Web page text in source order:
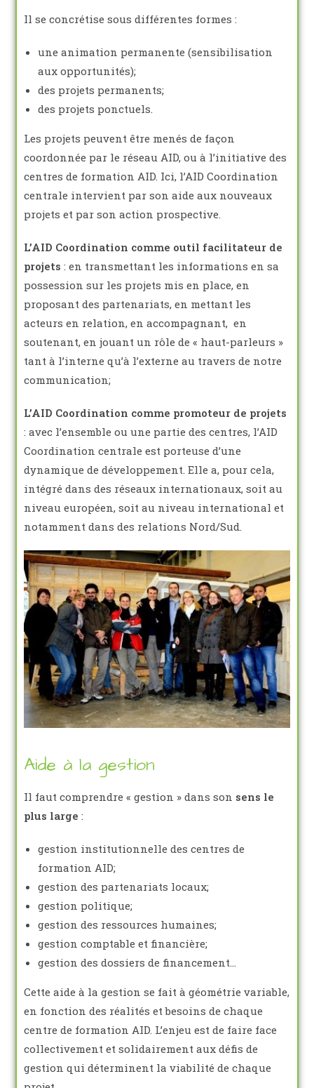
Il se concrétise sous différentes formes :
une animation permanente (sensibilisation
aux opportunités);
des projets permanents;
des projets ponctuels.
Les projets peuvent être menés de façon
coordonnée par le réseau AID, ou à l’initiative des
centres de formation AID. Ici, l’AID Coordination
centrale intervient par son aide aux nouveaux
projets et par son action prospective.
L’AID Coordination comme outil facilitateur de
projets : en transmettant les informations en sa
possession sur les projets mis en place, en
proposant des partenariats, en mettant les
acteurs en relation, en accompagnant, en
soutenant, en jouant un rôle de « haut-parleurs »
tant à l’interne qu’à l’externe au travers de notre
communication;
L’AID Coordination comme promoteur de projets
: avec l’ensemble ou une partie des centres, l’AID
Coordination centrale est porteuse d’une
dynamique de développement. Elle a, pour cela,
intégré dans des réseaux internationaux, soit au
niveau européen, soit au niveau international et
notamment dans des relations Nord/Sud.
Aide à la gestion
Il faut comprendre « gestion » dans son sens le
plus large :
gestion institutionnelle des centres de
formation AID;
gestion des partenariats locaux;
gestion politique;
gestion des ressources humaines;
gestion comptable et financière;
gestion des dossiers de financement…
Cette aide à la gestion se fait à géométrie variable,
en fonction des réalités et besoins de chaque
centre de formation AID. L’enjeu est de faire face
collectivement et solidairement aux défis de
gestion qui déterminent la viabilité de chaque